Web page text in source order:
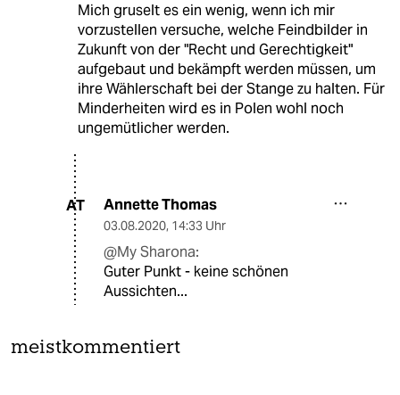
Mich gruselt es ein wenig, wenn ich mir
vorzustellen versuche, welche Feindbilder in
Zukunft von der "Recht und Gerechtigkeit"
aufgebaut und bekämpft werden müssen, um
ihre Wählerschaft bei der Stange zu halten. Für
Minderheiten wird es in Polen wohl noch
ungemütlicher werden.
AT Annette Thomas
03.08.2020, 14:33 Uhr
@My Sharona:
Guter Punkt - keine schönen
Aussichten...
meistkommentiert